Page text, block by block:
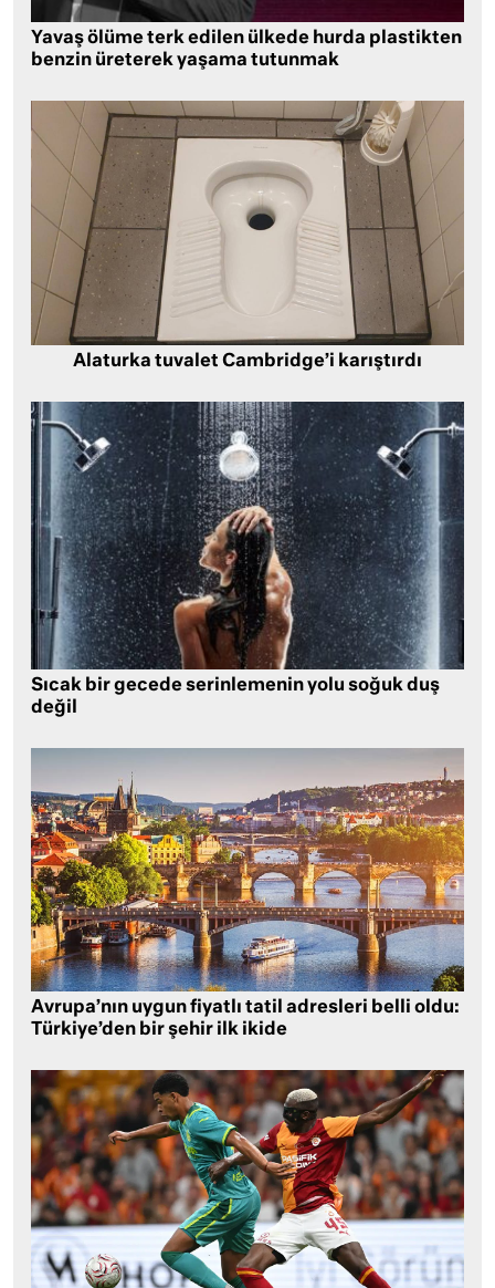
Yavaş ölüme terk edilen ülkede hurda plastikten
benzin üreterek yaşama tutunmak
Alaturka tuvalet Cambridge’i karıştırdı
Sıcak bir gecede serinlemenin yolu soğuk duş
değil
Avrupa’nın uygun fiyatlı tatil adresleri belli oldu:
Türkiye’den bir şehir ilk ikide